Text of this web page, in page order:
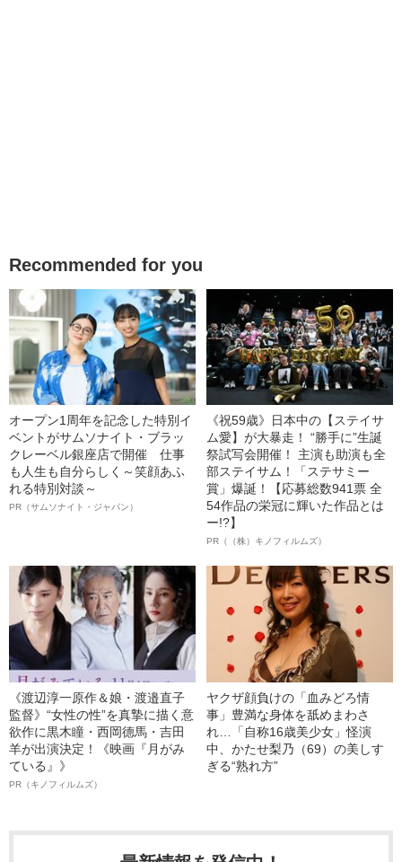
Recommended for you
オープン1周年を記念した特別イ
ベントがサムソナイト・ブラッ
クレーベル銀座店で開催 仕事
も人生も自分らしく～笑顔あふ
れる特別対談～
PR（サムソナイト・ジャパン）
《祝59歳》日本中の【ステイサ
ム愛】が大暴走！ “勝手に”生誕
祭試写会開催！ 主演も助演も全
部ステイサム！「ステサミー
賞」爆誕！【応募総数941票 全
54作品の栄冠に輝いた作品とは
ー!?】
PR（（株）キノフィルムズ）
《渡辺淳一原作＆娘・渡邉直子
監督》“女性の性”を真摯に描く意
欲作に黒木瞳・西岡德馬・吉田
羊が出演決定！《映画『月がみ
ている』》
PR（キノフィルムズ）
ヤクザ顔負けの「血みどろ情
事」豊満な身体を舐めまわさ
れ…「自称16歳美少女」怪演
中、かたせ梨乃（69）の美しす
ぎる“熟れ方”